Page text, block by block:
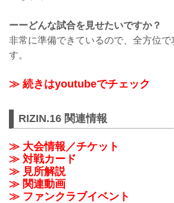
ーーどんな試合を見せたいですか？
非常に準備できているので、全方位で
す。
≫ 続きはyoutubeでチェック
RIZIN.16 関連情報
≫ 大会情報／チケット
≫ 対戦カード
≫ 見所解説
≫ 関連動画
≫ ファンクラブイベント